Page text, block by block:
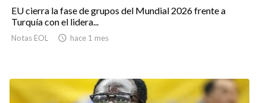
EU cierra la fase de grupos del Mundial 2026 frente a
Turquía con el lidera...
Notas EOL  hace 1 mes